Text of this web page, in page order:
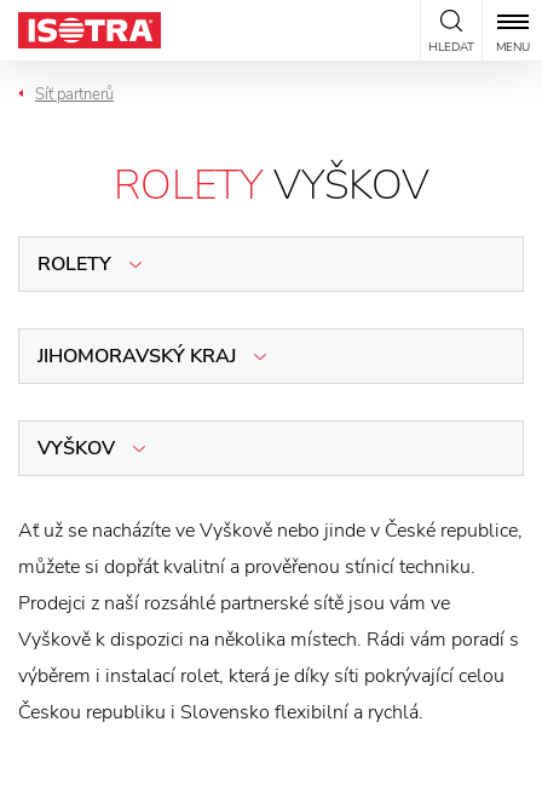
Přeskočit na obsah
HLEDAT MENU
Síť partnerů
ROLETYVYŠKOV
ROLETY
JIHOMORAVSKÝ KRAJ
VYŠKOV
Ať už se nacházíte ve Vyškově nebo jinde v České republice,
můžete si dopřát kvalitní a prověřenou stínicí techniku.
Prodejci z naší rozsáhlé partnerské sítě jsou vám ve
Vyškově k dispozici na několika místech. Rádi vám poradí s
výběrem i instalací rolet, která je díky síti pokrývající celou
Českou republiku i Slovensko flexibilní a rychlá.